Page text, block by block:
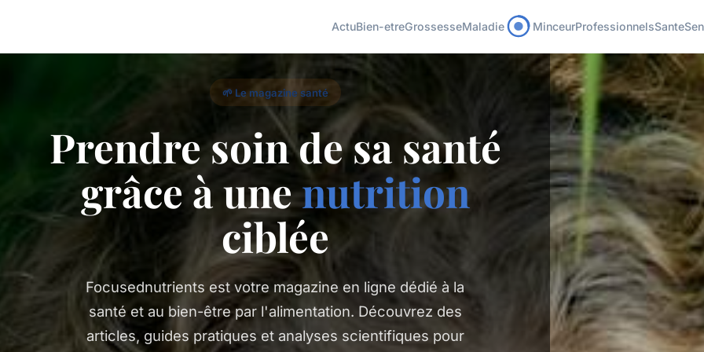
ActuBien-etreGrossesseMaladie MinceurProfessionnelsSante
🌱 Le magazine santé
Prendre soin de sa santé
grâce à unenutrition
ciblée
Focusednutrients est votre magazine en ligne dédié à la
santé et au bien-être par l'alimentation. Découvrez des
articles, guides pratiques et analyses scientifiques pour